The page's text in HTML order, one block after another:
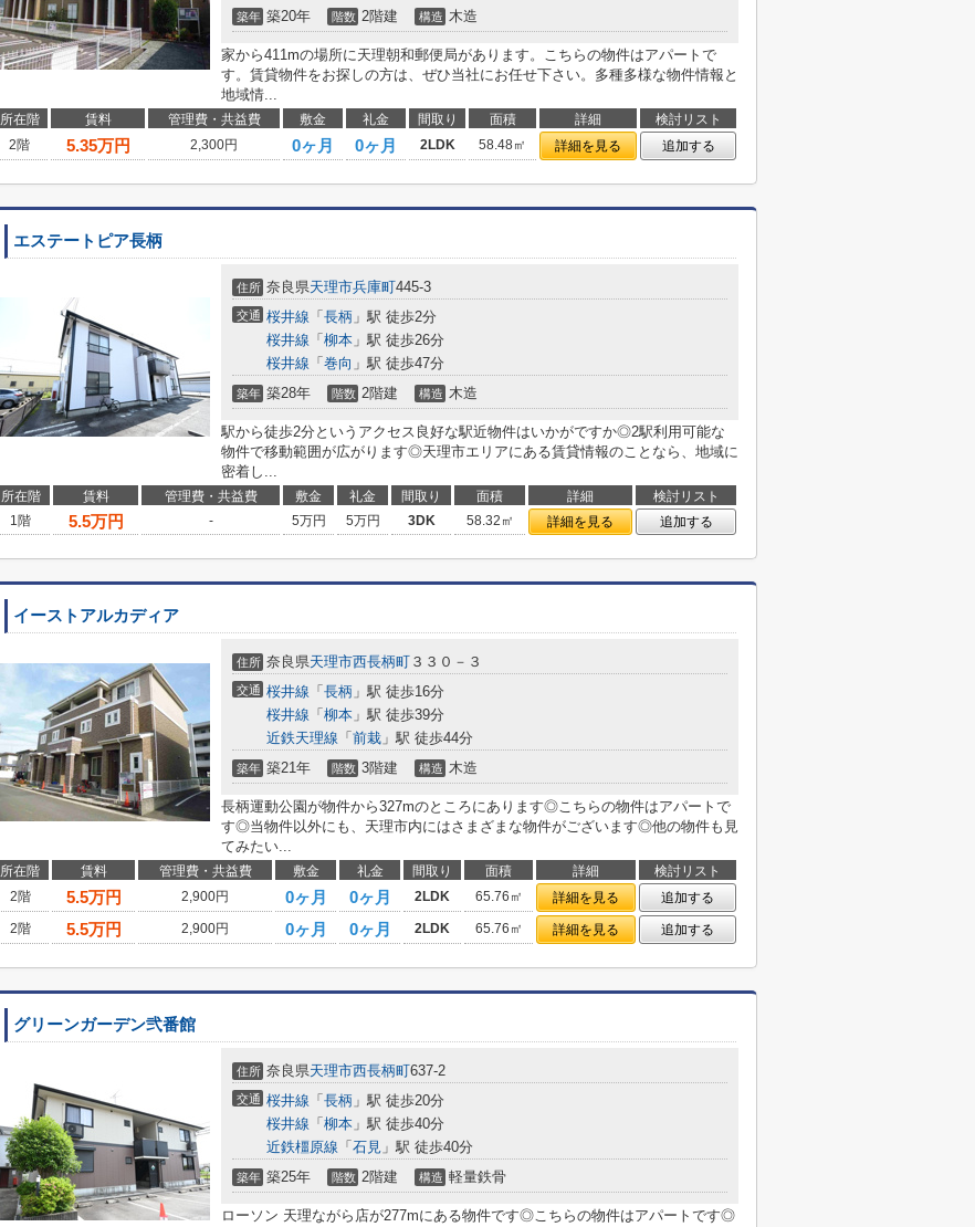
築年 築20年 階数 2階建 構造 木造
家から411mの場所に天理朝和郵便局があります。こちらの物件はアパートで
す。賃貸物件をお探しの方は、ぜひ当社にお任せ下さい。多種多様な物件情報と
地域情...
所在階 賃料 管理費・共益費 敷金 礼金 間取り 面積 詳細
検討リスト
2階
5.35万円 2,300円 0ヶ月 0ヶ月 2LDK 58.48㎡ 詳細を見る 追加する
エステートピア長柄
住所 奈良県天理市兵庫町445-3
交通 桜井線 「 長柄 」駅 徒歩2分
桜井線 「 柳本 」駅 徒歩26分
桜井線 「 巻向 」駅 徒歩47分
築年 築28年 階数 2階建 構造 木造
駅から徒歩2分というアクセス良好な駅近物件はいかがですか◎2駅利用可能な
物件で移動範囲が広がります◎天理市エリアにある賃貸情報のことなら、地域に
密着し...
所在階 賃料 管理費・共益費 敷金 礼金 間取り 面積 詳細
検討リスト
1階
5.5万円 - 5万円 5万円 3DK 58.32㎡ 詳細を見る 追加する
イーストアルカディア
住所 奈良県天理市西長柄町 ３３０－３
交通 桜井線 「 長柄 」駅 徒歩16分
桜井線 「 柳本 」駅 徒歩39分
近鉄天理線 「 前栽 」駅 徒歩44分
築年 築21年 階数 3階建 構造 木造
長柄運動公園が物件から327mのところにあります◎こちらの物件はアパートで
す◎当物件以外にも、天理市内にはさまざまな物件がございます◎他の物件も見
てみたい...
所在階 賃料 管理費・共益費 敷金 礼金 間取り 面積 詳細
検討リスト
2階
5.5万円 2,900円 0ヶ月 0ヶ月 2LDK 65.76㎡ 詳細を見る
追加する
2階
5.5万円 2,900円 0ヶ月 0ヶ月 2LDK 65.76㎡ 詳細を見る 追加する
グリーンガーデン弐番館
住所 奈良県天理市西長柄町637-2
交通 桜井線 「 長柄 」駅 徒歩20分
桜井線 「 柳本 」駅 徒歩40分
近鉄橿原線 「 石見 」駅 徒歩40分
築年 築25年 階数 2階建 構造 軽量鉄骨
ローソン 天理ながら店が277mにある物件です◎こちらの物件はアパートです◎